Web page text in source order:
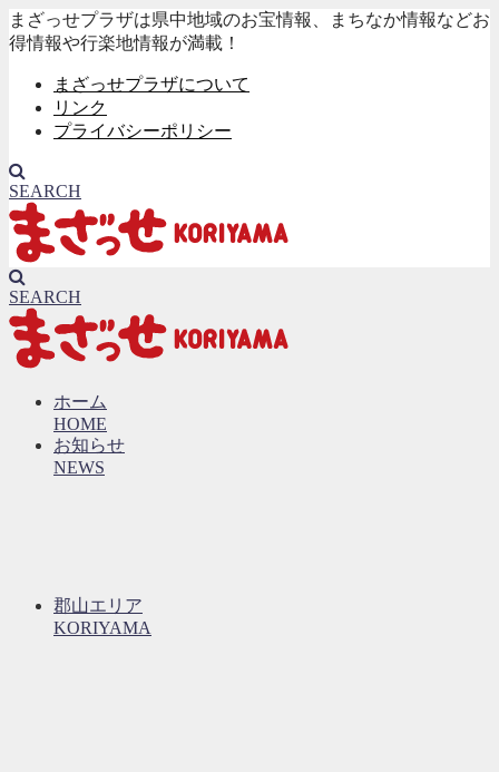
まざっせプラザは県中地域のお宝情報、まちなか情報などお
得情報や行楽地情報が満載！
まざっせプラザについて
リンク
プライバシーポリシー
SEARCH
SEARCH
ホーム
HOME
お知らせ
NEWS
郡山エリア
KORIYAMA